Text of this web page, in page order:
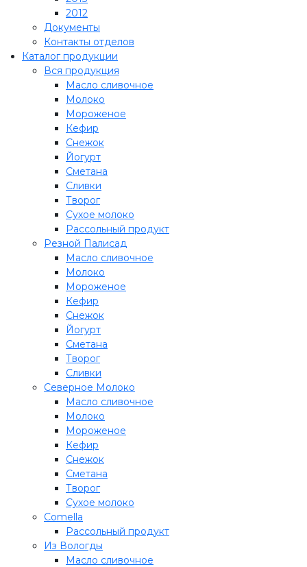
2012
Документы
Контакты отделов
Каталог продукции
Вся продукция
Масло сливочное
Молоко
Мороженое
Кефир
Снежок
Йогурт
Сметана
Сливки
Творог
Сухое молоко
Рассольный продукт
Резной Палисад
Масло сливочное
Молоко
Мороженое
Кефир
Снежок
Йогурт
Сметана
Творог
Сливки
Северное Молоко
Масло сливочное
Молоко
Мороженое
Кефир
Снежок
Сметана
Творог
Сухое молоко
Comеlla
Рассольный продукт
Из Вологды
Масло сливочное